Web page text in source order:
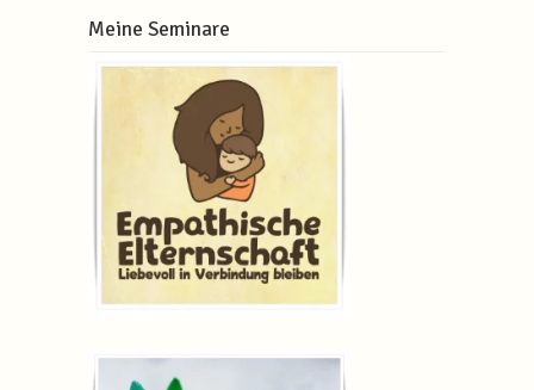
Meine Seminare